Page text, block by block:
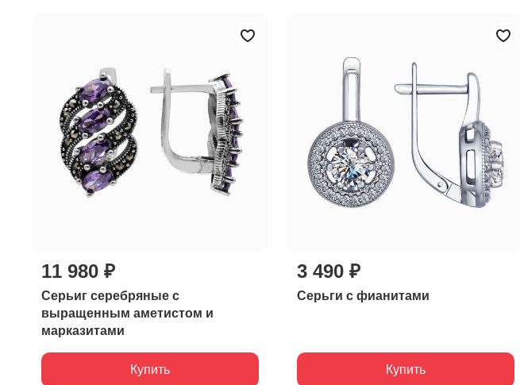
11 980 ₽
Серьиг серебряные с
выращенным аметистом и
марказитами
Купить
3 490 ₽
Серьги с фианитами
Купить